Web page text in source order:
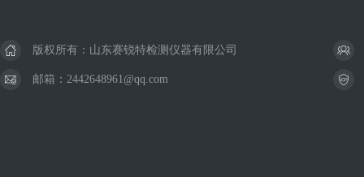
版权所有：山东赛锐特检测仪器有限公司
邮箱：2442648961@qq.com